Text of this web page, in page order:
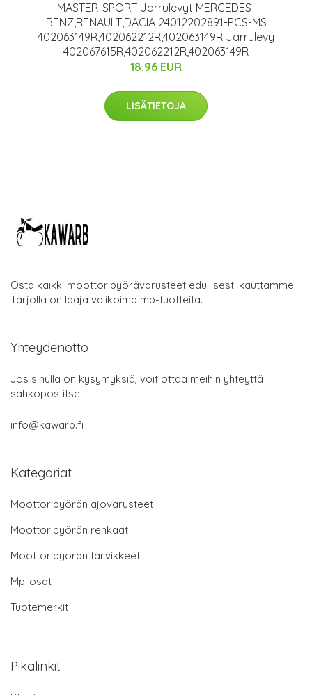
MASTER-SPORT Jarrulevyt MERCEDES-
BENZ,RENAULT,DACIA 24012202891-PCS-MS
402063149R,402062212R,402063149R Jarrulevy
402067615R,402062212R,402063149R
18.96 EUR
LISÄTIETOJA
Osta kaikki moottoripyörävarusteet edullisesti kauttamme.
Tarjolla on laaja valikoima mp-tuotteita.
Yhteydenotto
Jos sinulla on kysymyksiä, voit ottaa meihin yhteyttä
sähköpostitse:
info@kawarb.fi
Kategoriat
Moottoripyörän ajovarusteet
Moottoripyörän renkaat
Moottoripyörän tarvikkeet
Mp-osat
Tuotemerkit
Pikalinkit